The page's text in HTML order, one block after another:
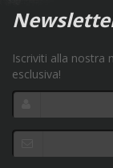
Iscriviti alla nostra
esclusiva!